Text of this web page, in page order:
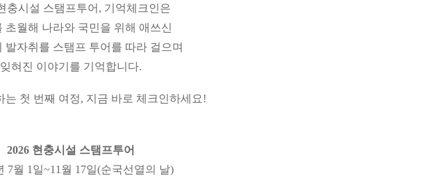
충시설 스탬프투어, 기억체크인은
초월해 나라와 국민을 위해 애쓰신
발자취를 스탬프 투어를 따라 걸으며
잊혀진 이야기를 기억합니다.
는 첫 번째 여정, 지금 바로 체크인하세요!
2026 현충시설 스탬프투어
7월 1일~11월 17일(순국선열의 날)